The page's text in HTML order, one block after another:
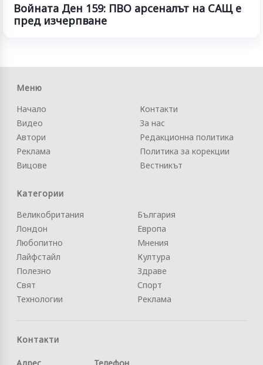
Войната Ден 159: ПВО арсеналът на САЩ е
пред изчерпване
Меню
Начало
Видео
Автори
Реклама
Вицове
Контакти
За нас
Редакционна политика
Политика за корекции
Вестникът
Категории
Великобритания
Лондон
Любопитно
Лайфстайл
Полезно
Свят
Технологии
България
Европа
Мнения
Култура
Здраве
Спорт
Реклама
Контакти